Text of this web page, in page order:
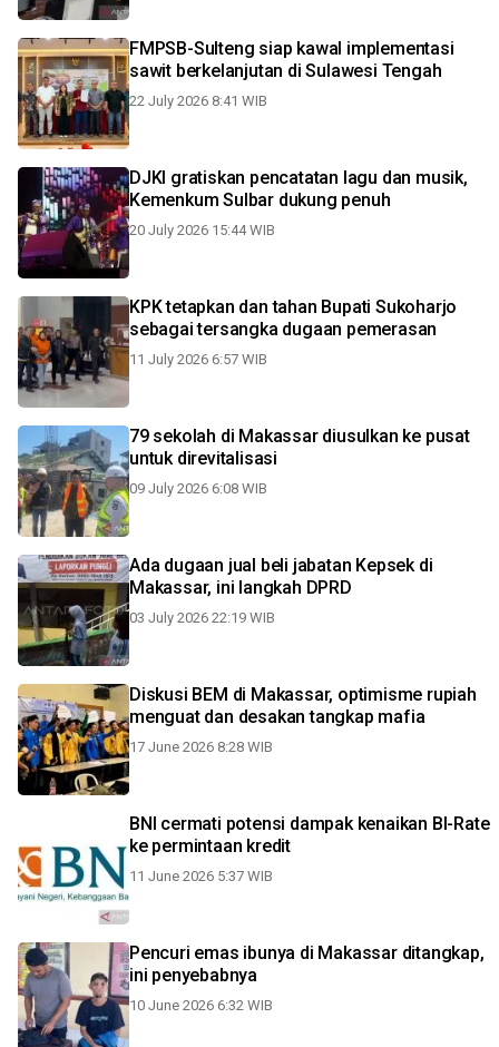
FMPSB-Sulteng siap kawal implementasi
sawit berkelanjutan di Sulawesi Tengah
22 July 2026 8:41 WIB
DJKI gratiskan pencatatan lagu dan musik,
Kemenkum Sulbar dukung penuh
20 July 2026 15:44 WIB
KPK tetapkan dan tahan Bupati Sukoharjo
sebagai tersangka dugaan pemerasan
11 July 2026 6:57 WIB
79 sekolah di Makassar diusulkan ke pusat
untuk direvitalisasi
09 July 2026 6:08 WIB
Ada dugaan jual beli jabatan Kepsek di
Makassar, ini langkah DPRD
03 July 2026 22:19 WIB
Diskusi BEM di Makassar, optimisme rupiah
menguat dan desakan tangkap mafia
17 June 2026 8:28 WIB
BNI cermati potensi dampak kenaikan BI-Rate
ke permintaan kredit
11 June 2026 5:37 WIB
Pencuri emas ibunya di Makassar ditangkap,
ini penyebabnya
10 June 2026 6:32 WIB